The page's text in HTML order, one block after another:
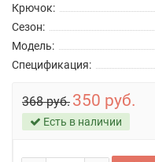
Крючок:
Сезон:
Модель:
Спецификация:
368 руб. 350 руб.
Есть в наличии